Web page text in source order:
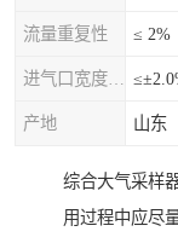
流量重复性 ≤ 2%
产地 山东
综合大气采样
用过程中应尽